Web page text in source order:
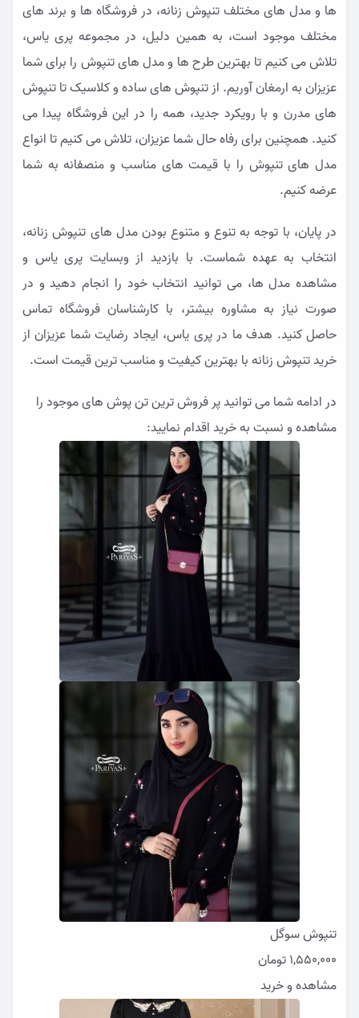
ها و مدل های مختلف تنپوش زنانه، در فروشگاه ها و برند های
مختلف موجود است، به همین دلیل، در مجموعه پری یاس،
تلاش می کنیم تا بهترین طرح ها و مدل های تنپوش را برای شما
عزیزان به ارمغان آوریم. از تنپوش های ساده و کلاسیک تا تنپوش
های مدرن و با رویکرد جدید، همه را در این فروشگاه پیدا می
کنید. همچنین برای رفاه حال شما عزیزان، تلاش می کنیم تا انواع
مدل های تنپوش را با قیمت های مناسب و منصفانه به شما
عرضه کنیم.
در پایان، با توجه به تنوع و متنوع بودن مدل های تنپوش زنانه،
انتخاب به عهده شماست. با بازدید از وبسایت پری یاس و
مشاهده مدل ها، می توانید انتخاب خود را انجام دهید و در
صورت نیاز به مشاوره بیشتر، با کارشناسان فروشگاه تماس
حاصل کنید. هدف ما در پری یاس، ایجاد رضایت شما عزیزان از
خرید تنپوش زنانه با بهترین کیفیت و مناسب ترین قیمت است.
در ادامه شما می توانید پر فروش ترین تن پوش های موجود را
مشاهده و نسبت به خرید اقدام نمایید:
تنپوش سوگل
1,550,000تومان
مشاهده و خرید